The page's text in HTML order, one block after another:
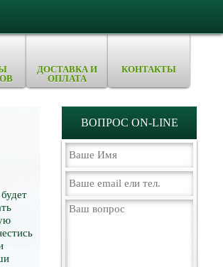
ДОСТАВКА И
ОПЛАТА
КОНТАКТЫ
ВОПРОС ON-LINE